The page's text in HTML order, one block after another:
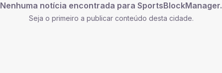
Nenhuma notícia encontrada para SportsBlockManager.
Seja o primeiro a publicar conteúdo desta cidade.